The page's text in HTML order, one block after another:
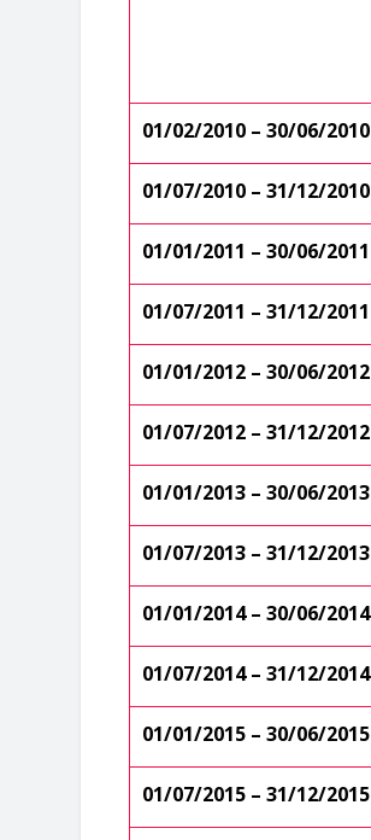
01/02/2010 – 30/06/2010
01/07/2010 – 31/12/2010
01/01/2011 – 30/06/2011
01/07/2011 – 31/12/2011
01/01/2012 – 30/06/2012
01/07/2012 – 31/12/2012
01/01/2013 – 30/06/2013
01/07/2013 – 31/12/2013
01/01/2014 – 30/06/2014
01/07/2014 – 31/12/2014
01/01/2015 – 30/06/2015
01/07/2015 – 31/12/2015